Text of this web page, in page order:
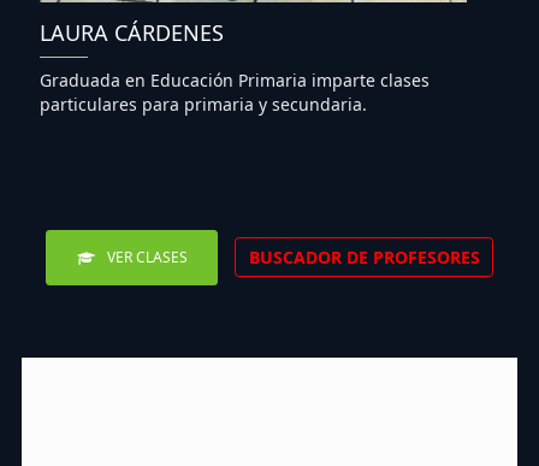
LAURA CÁRDENES
Graduada en Educación Primaria imparte clases
particulares para primaria y secundaria.
VER CLASES BUSCADOR DE PROFESORES